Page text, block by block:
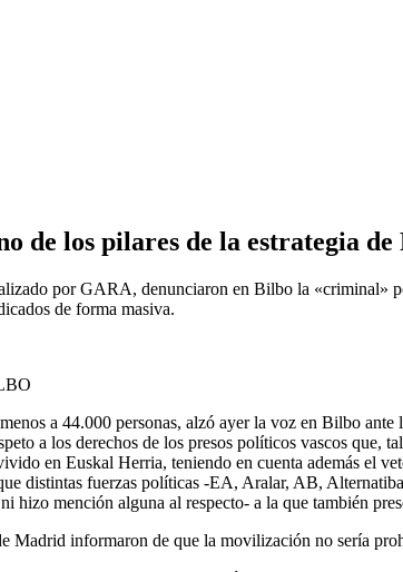
de los pilares de la estrategia de
por GARA, denunciaron en Bilbo la «criminal»
de forma masiva.
a 44.000 personas, alzó ayer la voz en Bilbo
a los derechos de los presos políticos vascos
en Euskal Herria, teniendo en cuenta además el
distintas fuerzas políticas -EA, Aralar, AB,
hizo mención alguna al respecto- a la que también
Madrid informaron de que la movilización no sería